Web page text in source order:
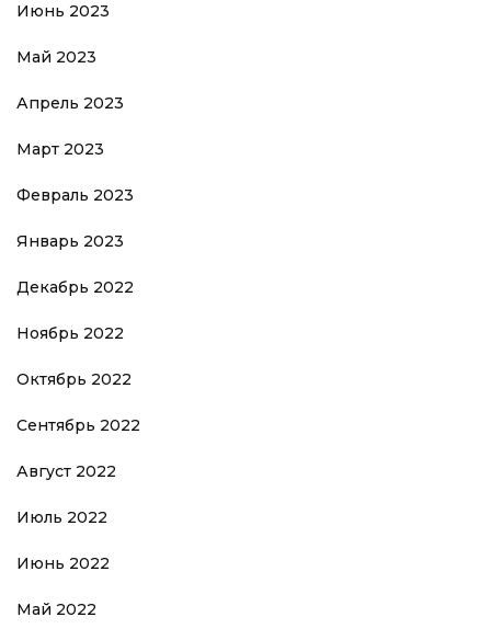
Июнь 2023
Май 2023
Апрель 2023
Март 2023
Февраль 2023
Январь 2023
Декабрь 2022
Ноябрь 2022
Октябрь 2022
Сентябрь 2022
Август 2022
Июль 2022
Июнь 2022
Май 2022